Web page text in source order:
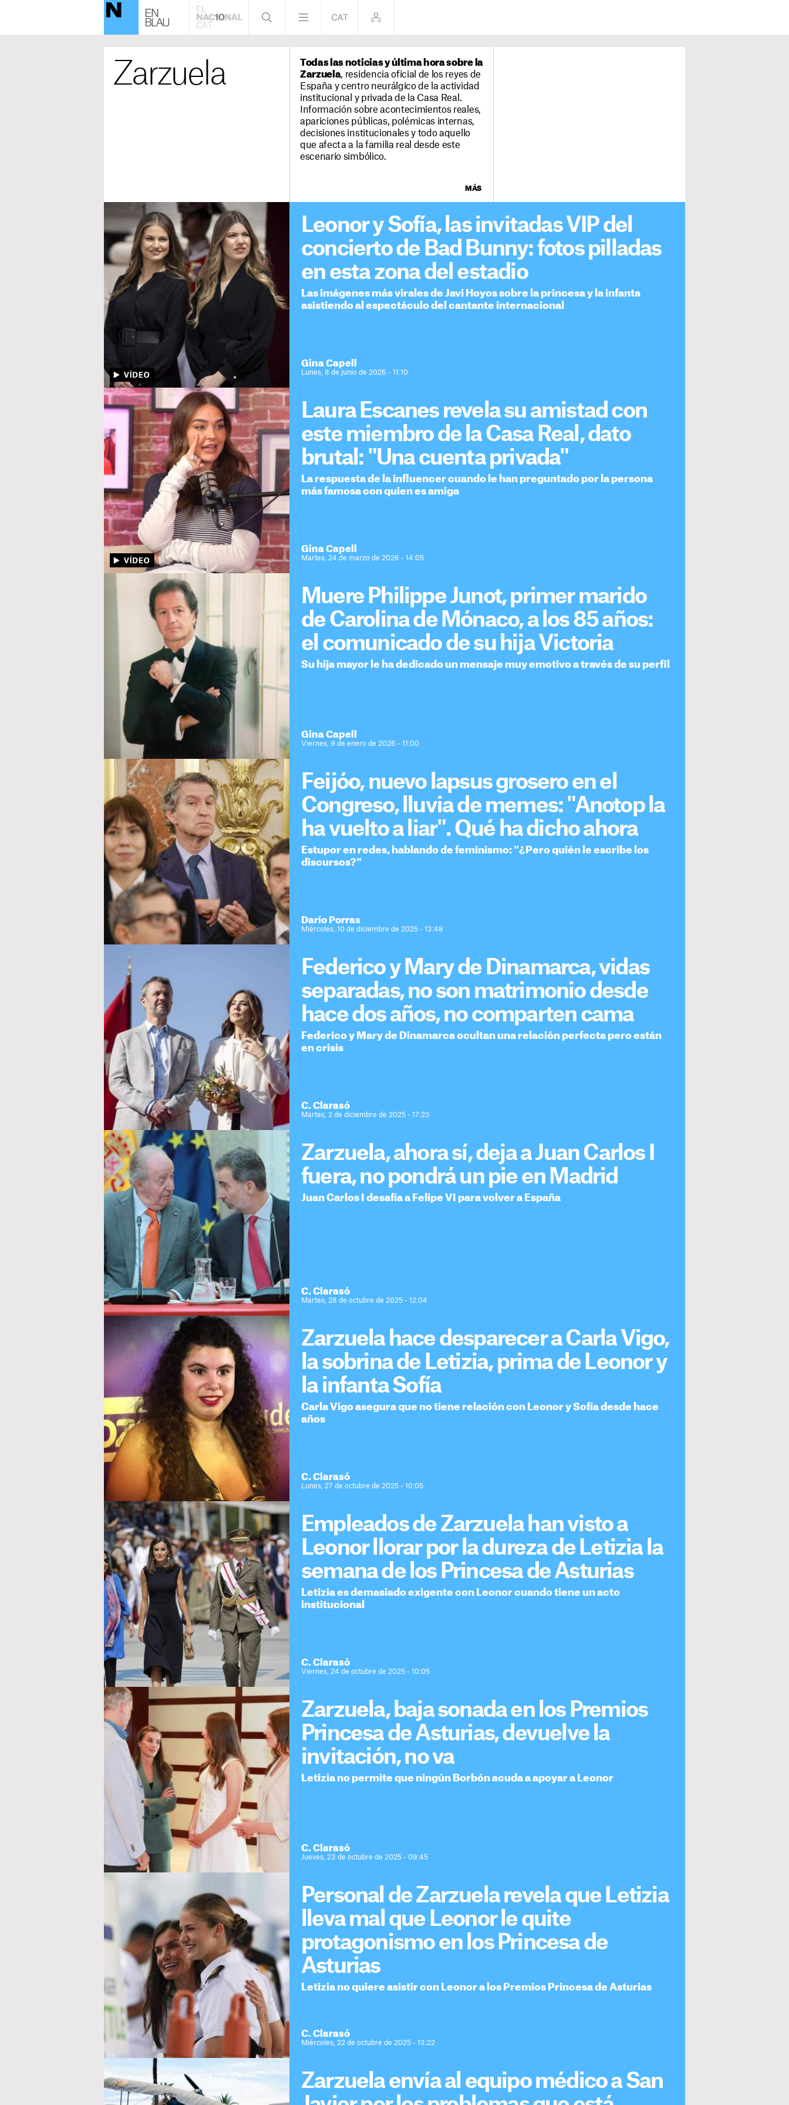
Zarzuela
Todas las noticias y última hora sobre la
Zarzuela, residencia oficial de los reyes de
España y centro neurálgico de la actividad
institucional y privada de la Casa Real.
Información sobre acontecimientos reales,
apariciones públicas, polémicas internas,
decisiones institucionales y todo aquello
que afecta a la familia real desde este
escenario simbólico.
MÁS
Leonor y Sofía, las invitadas VIP del
concierto de Bad Bunny: fotos pilladas
en esta zona del estadio
Las imágenes más virales de Javi Hoyos sobre la princesa y la infanta
asistiendo al espectáculo del cantante internacional
Gina Capell
Lunes, 8 de junio de 2026 - 11:10
Laura Escanes revela su amistad con
este miembro de la Casa Real, dato
brutal: "Una cuenta privada"
La respuesta de la influencer cuando le han preguntado por la persona
más famosa con quien es amiga
Gina Capell
Martes, 24 de marzo de 2026 - 14:05
Muere Philippe Junot, primer marido
de Carolina de Mónaco, a los 85 años:
el comunicado de su hija Victoria
Su hija mayor le ha dedicado un mensaje muy emotivo a través de su perfil
Gina Capell
Viernes, 9 de enero de 2026 - 11:00
Feijóo, nuevo lapsus grosero en el
Congreso, lluvia de memes: "Anotop la
ha vuelto a liar". Qué ha dicho ahora
Estupor en redes, hablando de feminismo: "¿Pero quién le escribe los
discursos?"
Darío Porras
Miércoles, 10 de diciembre de 2025 - 13:48
Federico y Mary de Dinamarca, vidas
separadas, no son matrimonio desde
hace dos años, no comparten cama
Federico y Mary de Dinamarca ocultan una relación perfecta pero están
en crisis
C. Clarasó
Martes, 2 de diciembre de 2025 - 17:23
Zarzuela, ahora sí, deja a Juan Carlos I
fuera, no pondrá un pie en Madrid
Juan Carlos I desafía a Felipe VI para volver a España
C. Clarasó
Martes, 28 de octubre de 2025 - 12:04
Zarzuela hace desparecer a Carla Vigo,
la sobrina de Letizia, prima de Leonor y
la infanta Sofía
Carla Vigo asegura que no tiene relación con Leonor y Sofía desde hace
años
C. Clarasó
Lunes, 27 de octubre de 2025 - 10:05
Empleados de Zarzuela han visto a
Leonor llorar por la dureza de Letizia la
semana de los Princesa de Asturias
Letizia es demasiado exigente con Leonor cuando tiene un acto
institucional
C. Clarasó
Viernes, 24 de octubre de 2025 - 10:05
Zarzuela, baja sonada en los Premios
Princesa de Asturias, devuelve la
invitación, no va
Letizia no permite que ningún Borbón acuda a apoyar a Leonor
C. Clarasó
Jueves, 23 de octubre de 2025 - 09:45
Personal de Zarzuela revela que Letizia
lleva mal que Leonor le quite
protagonismo en los Princesa de
Asturias
Letizia no quiere asistir con Leonor a los Premios Princesa de Asturias
C. Clarasó
Miércoles, 22 de octubre de 2025 - 13:22
Zarzuela envía al equipo médico a San